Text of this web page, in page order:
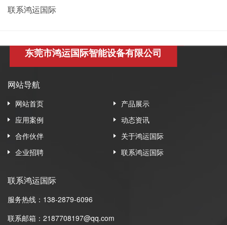
联系鸿运国际
东莞市鸿运国际智能设备有限公司
网站导航
网站首页
产品展示
应用案例
动态资讯
合作伙伴
关于鸿运国际
企业招聘
联系鸿运国际
联系鸿运国际
服务热线：138-2879-6096
联系邮箱：2187708197@qq.com